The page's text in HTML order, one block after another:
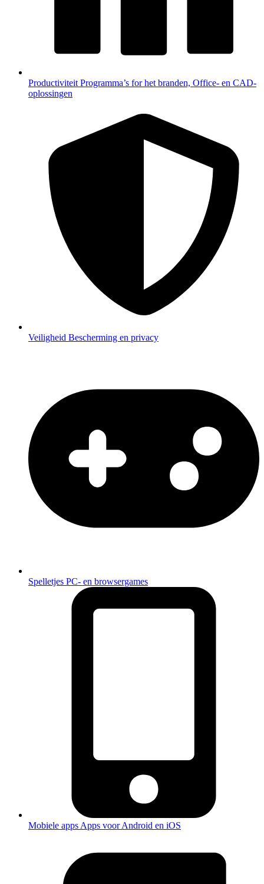
Productiviteit Programma’s for het branden, Office- en CAD-
oplossingen
Veiligheid Bescherming en privacy
Spelletjes PC- en browsergames
Mobiele apps Apps voor Android en iOS